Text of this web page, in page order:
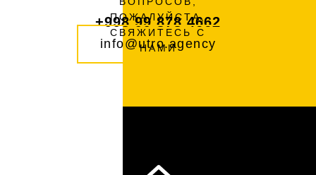
+998 99 878 4662
info@utro.agency
ПОЖАЛУЙСТА,
СВЯЖИТЕСЬ С
НАМИ